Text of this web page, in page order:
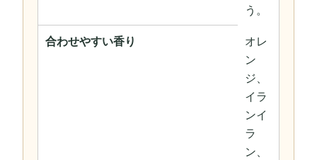
う。
合わせやすい香り
オレ
ン
ジ、
イラ
ンイ
ラ
ン、